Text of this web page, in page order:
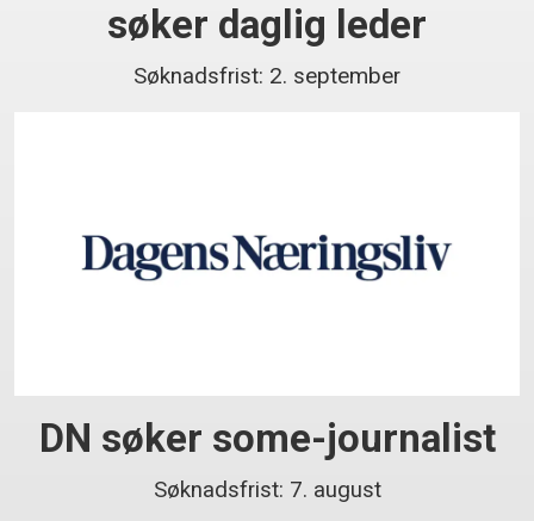
søker daglig leder
Søknadsfrist: 2. september
DN søker some-journalist
Søknadsfrist: 7. august